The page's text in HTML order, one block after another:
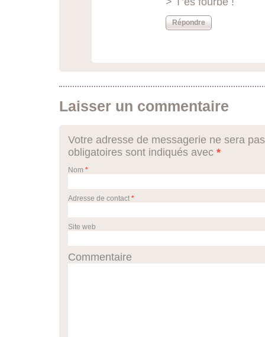
Répondre
Laisser un commentaire
Votre adresse de messagerie ne sera
obligatoires sont indiqués avec *
Nom *
Adresse de contact *
Site web
Commentaire